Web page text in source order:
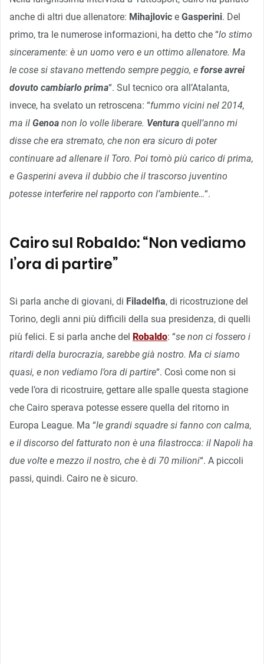
anche di altri due allenatore: Mihajlovic e Gasperini. Del
primo, tra le numerose informazioni, ha detto che “lo stimo
sinceramente: è un uomo vero e un ottimo allenatore. Ma
le cose si stavano mettendo sempre peggio, e forse avrei
dovuto cambiarlo prima“. Sul tecnico ora all’Atalanta,
invece, ha svelato un retroscena: “fummo vicini nel 2014,
ma il Genoa non lo volle liberare. Ventura quell’anno mi
disse che era stremato, che non era sicuro di poter
continuare ad allenare il Toro. Poi tornò più carico di prima,
e Gasperini aveva il dubbio che il trascorso juventino
potesse interferire nel rapporto con l’ambiente…“.
Cairo sul Robaldo: “Non vediamo
l’ora di partire”
Si parla anche di giovani, di Filadelfia, di ricostruzione del
Torino, degli anni più difficili della sua presidenza, di quelli
più felici. E si parla anche del Robaldo: “se non ci fossero i
ritardi della burocrazia, sarebbe già nostro. Ma ci siamo
quasi, e non vediamo l’ora di partire“. Così come non si
vede l’ora di ricostruire, gettare alle spalle questa stagione
che Cairo sperava potesse essere quella del ritorno in
Europa League. Ma “le grandi squadre si fanno con calma,
e il discorso del fatturato non è una filastrocca: il Napoli ha
due volte e mezzo il nostro, che è di 70 milioni“. A piccoli
passi, quindi. Cairo ne è sicuro.